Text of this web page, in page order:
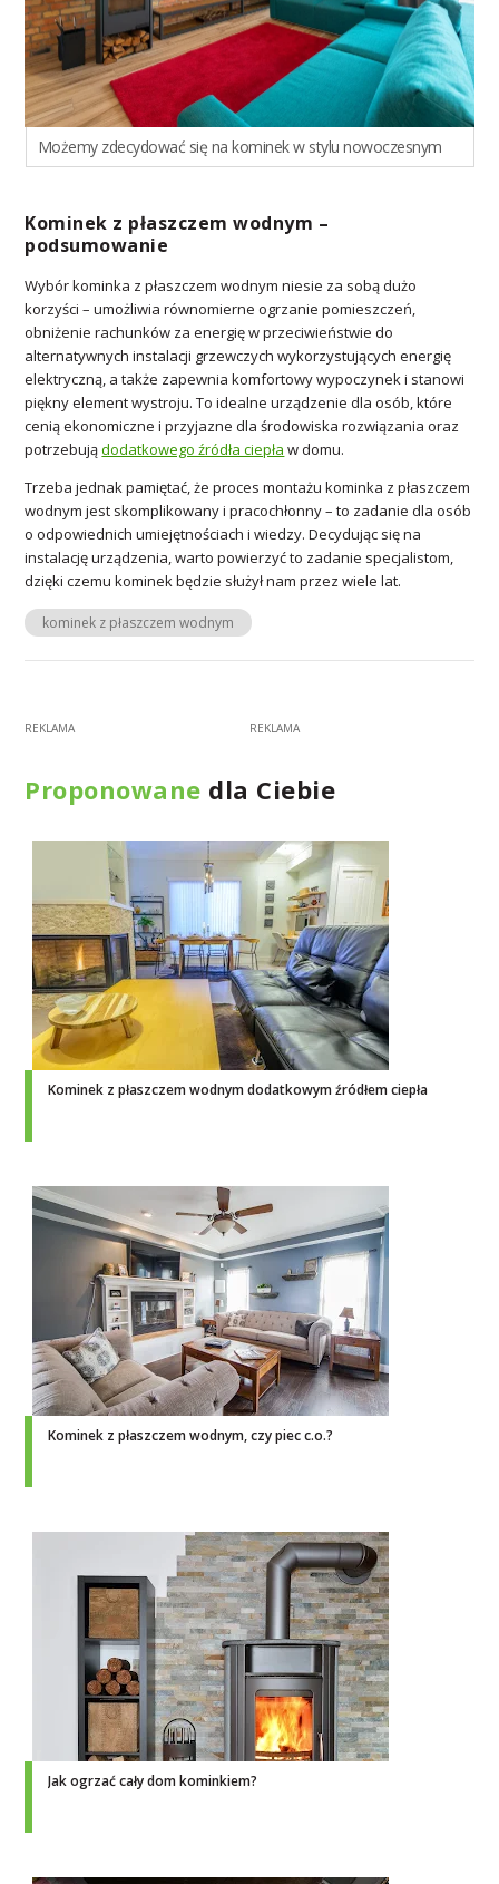
Możemy zdecydować się na kominek w stylu nowoczesnym
Kominek z płaszczem wodnym –
podsumowanie
Wybór kominka z płaszczem wodnym niesie za sobą dużo
korzyści – umożliwia równomierne ogrzanie pomieszczeń,
obniżenie rachunków za energię w przeciwieństwie do
alternatywnych instalacji grzewczych wykorzystujących energię
elektryczną, a także zapewnia komfortowy wypoczynek i stanowi
piękny element wystroju. To idealne urządzenie dla osób, które
cenią ekonomiczne i przyjazne dla środowiska rozwiązania oraz
potrzebujądodatkowego źródła ciepła w domu.
Trzeba jednak pamiętać, że proces montażu kominka z płaszczem
wodnym jest skomplikowany i pracochłonny – to zadanie dla osób
o odpowiednich umiejętnościach i wiedzy. Decydując się na
instalację urządzenia, warto powierzyć to zadanie specjalistom,
dzięki czemu kominek będzie służył nam przez wiele lat.
kominek z płaszczem wodnym
Proponowane dla Ciebie
Kominek z płaszczem wodnym dodatkowym źródłem ciepła
Kominek z płaszczem wodnym, czy piec c.o.?
Jak ogrzać cały dom kominkiem?